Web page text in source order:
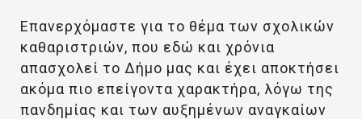
Επανερχόμαστε για το θέμα των σχολικών
καθαριστριών, που εδώ και χρόνια
απασχολεί το Δήμο μας και έχει αποκτήσει
ακόμα πιο επείγοντα χαρακτήρα, λόγω της
πανδημίας και των αυξημένων αναγκαίων